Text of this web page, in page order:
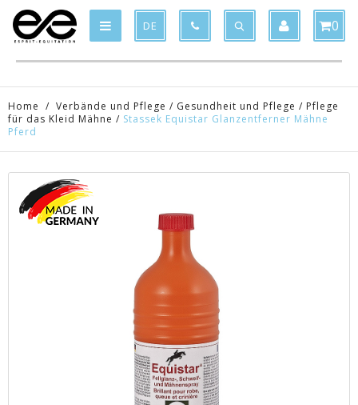
DE 0
Home / Verbände und Pflege / Gesundheit und Pflege / Pflege
für das Kleid Mähne / Stassek Equistar Glanzentferner Mähne
Pferd
Product added to the cart x
Product deleted from the cart x